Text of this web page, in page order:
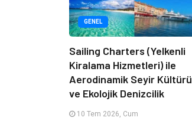
GENEL
Sailing Charters (Yelkenli
Kiralama Hizmetleri) ile
Aerodinamik Seyir Kültürü
ve Ekolojik Denizcilik
10 Tem 2026, Cum